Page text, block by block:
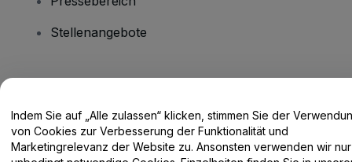
Stellenangebote
Hilfe-Center / Kontakt
Indem Sie auf „Alle zulassen“ klicken, stimmen Sie der
von Cookies zur Verbesserung der Funktionalität und
Marketingrelevanz der Website zu. Ansonsten verwenden wir nur